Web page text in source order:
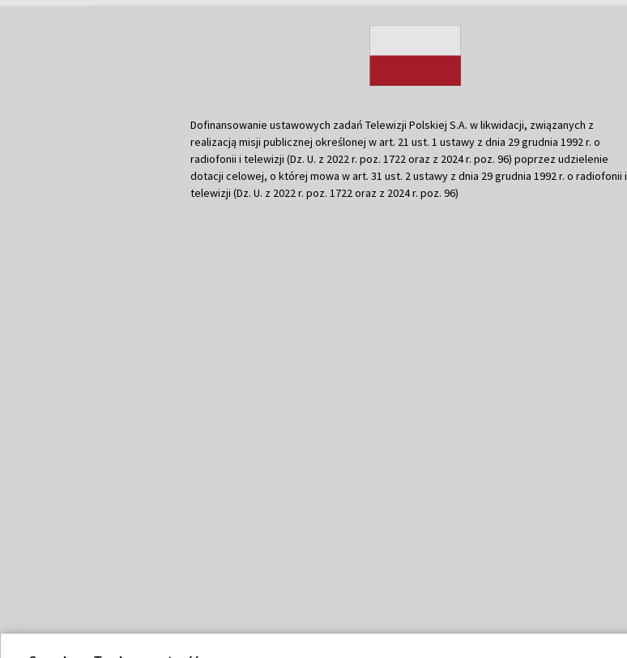
Dofinansowanie ustawowych zadań Telewizji Polskiej S.A. w likwidacji, związanych z
realizacją misji publicznej określonej w art. 21 ust. 1 ustawy z dnia 29 grudnia 1992 r. o
radiofonii i telewizji (Dz. U. z 2022 r. poz. 1722 oraz z 2024 r. poz. 96) poprzez udzielenie
dotacji celowej, o której mowa w art. 31 ust. 2 ustawy z dnia 29 grudnia 1992 r. o radiofonii i
telewizji (Dz. U. z 2022 r. poz. 1722 oraz z 2024 r. poz. 96)